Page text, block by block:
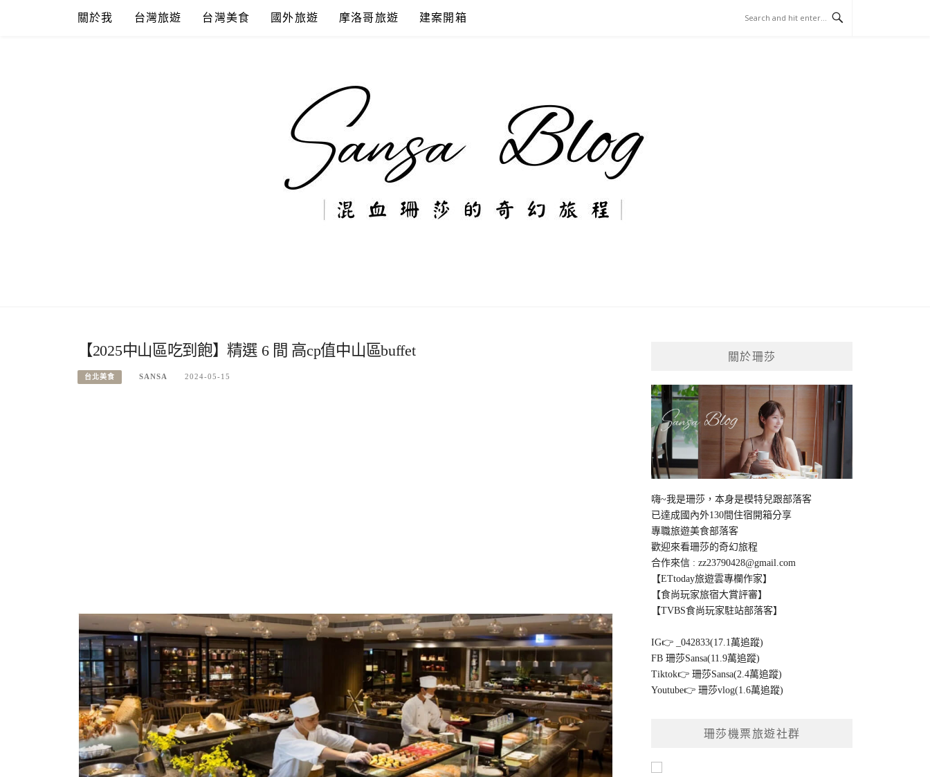
關於我 台灣旅遊 台灣美食 國外旅遊 摩洛哥旅遊 建案開箱
【2025中山區吃到飽】精選 6 間 高cp值中山區buffet
台北美食 SANSA 2024-05-15
關於珊莎
嗨~我是珊莎，本身是模特兒跟部落客
已達成國內外130間住宿開箱分享
專職旅遊美食部落客
歡迎來看珊莎的奇幻旅程
合作來信 :zz23790428@gmail.com
【ETtoday旅遊雲專欄作家】
【食尚玩家旅宿大賞評審】
【TVBS食尚玩家駐站部落客】
IG👉
_042833(17.1萬追蹤)
FB珊莎Sansa(11.9萬追蹤)
Tiktok👉珊莎Sansa(2.4萬追蹤)
Youtube👉珊莎vlog(1.6萬追蹤)
珊莎機票旅遊社群